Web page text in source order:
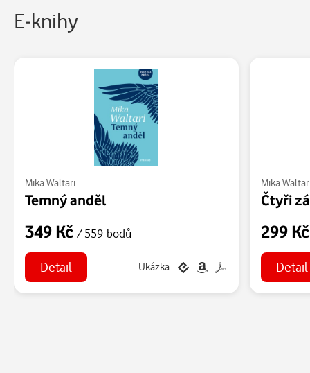
E-knihy
Mika Waltari
Temný anděl
349 Kč / 559 bodů
Detail Ukázka:
Mika
Čtyři
299
Detail